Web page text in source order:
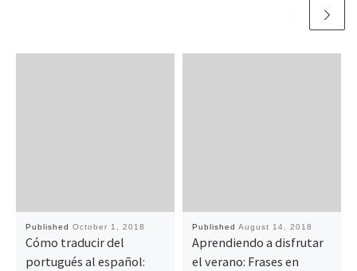
Published October 1, 2018
Cómo traducir del
portugués al español:
Published August 14, 2018
Aprendiendo a disfrutar
el verano: Frases en